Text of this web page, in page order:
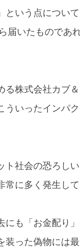
いう点につい
届いたものであ
株式会社カブ
いったインパ
社会の恐ろし
に多く発生して
も「お金配り
った偽物には最